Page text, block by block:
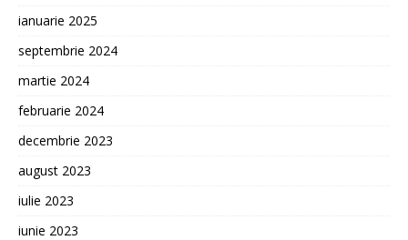
ianuarie 2025
septembrie 2024
martie 2024
februarie 2024
decembrie 2023
august 2023
iulie 2023
iunie 2023